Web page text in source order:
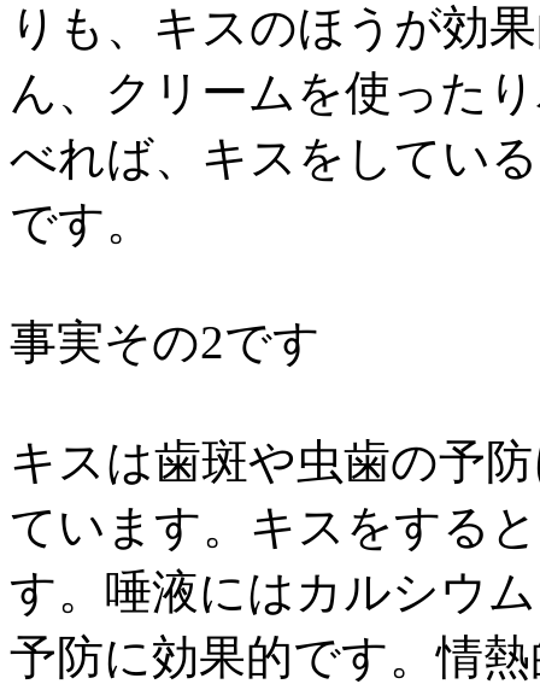
りも、キスのほうが効
ん、クリームを使った
べれば、キスをしてい
です。
事実その2です
キスは歯斑や虫歯の予
ています。キスをする
す。唾液にはカルシウ
予防に効果的です。情